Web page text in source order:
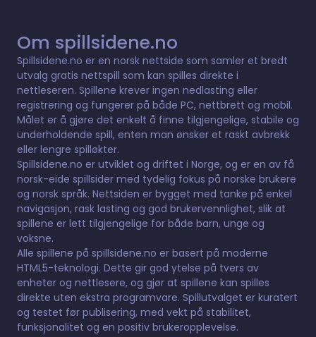
Om spillsidene.no
Spillsidene.no er en norsk nettside som samler et bredt
utvalg gratis nettspill som kan spilles direkte i
nettleseren. Spillene krever ingen nedlasting eller
registrering og fungerer på både PC, nettbrett og mobil.
Målet er å gjøre det enkelt å finne tilgjengelige, stabile og
underholdende spill, enten man ønsker et raskt avbrekk
eller lengre spilløkter.
Spillsidene.no er utviklet og driftet i Norge, og er en av få
norsk-eide spillsider med tydelig fokus på norske brukere
og norsk språk. Nettsiden er bygget med tanke på enkel
navigasjon, rask lasting og god brukervennlighet, slik at
spillene er lett tilgjengelige for både barn, unge og
voksne.
Alle spillene på spillsidene.no er basert på moderne
HTML5-teknologi. Dette gir god ytelse på tvers av
enheter og nettlesere, og gjør at spillene kan spilles
direkte uten ekstra programvare. Spillutvalget er kuratert
og testet før publisering, med vekt på stabilitet,
funksjonalitet og en positiv brukeropplevelse.